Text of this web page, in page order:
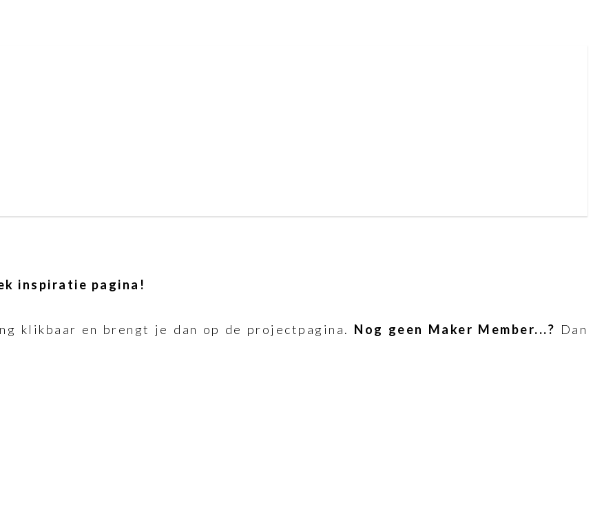
inspiratie pagina!
klikbaar en brengt je dan op de projectpagina. Nog geen Maker Member...? Dan